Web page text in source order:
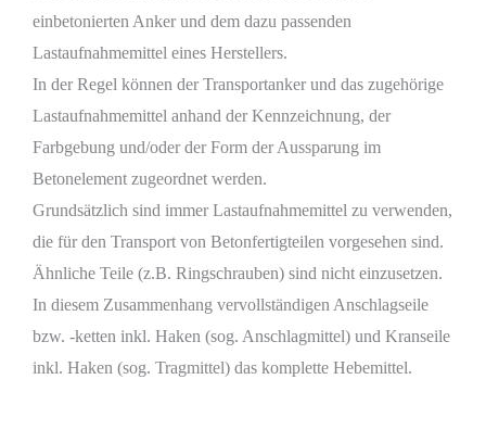
einbetonierten Anker und dem dazu passenden
Lastaufnahmemittel eines Herstellers.
In der Regel können der Transportanker und das zugehörige
Lastaufnahmemittel anhand der Kennzeichnung, der
Farbgebung und/oder der Form der Aussparung im
Betonelement zugeordnet werden.
Grundsätzlich sind immer Lastaufnahmemittel zu verwenden,
die für den Transport von Betonfertigteilen vorgesehen sind.
Ähnliche Teile (z.B. Ringschrauben) sind nicht einzusetzen.
In diesem Zusammenhang vervollständigen Anschlagseile
bzw. -ketten inkl. Haken (sog. Anschlagmittel) und Kranseile
inkl. Haken (sog. Tragmittel) das komplette Hebemittel.